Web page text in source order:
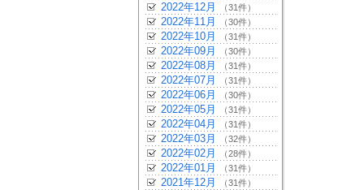
2022年12月 （31件）
2022年11月 （30件）
2022年10月 （31件）
2022年09月 （30件）
2022年08月 （31件）
2022年07月 （31件）
2022年06月 （30件）
2022年05月 （31件）
2022年04月 （31件）
2022年03月 （32件）
2022年02月 （28件）
2022年01月 （31件）
2021年12月 （31件）